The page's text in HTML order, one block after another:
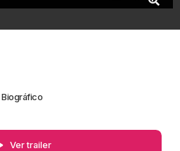
Biográfico
Ver trailer